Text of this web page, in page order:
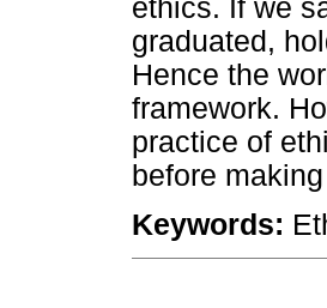
ethics. If we
graduated,
Hence the
framework.
practice of
before
Keywords: